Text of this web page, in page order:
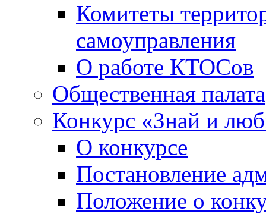
Комитеты
самоуправления
О работе КТОСов
Общественная палата
Конкурс «Знай и
О конкурсе
Постановление
Положение о